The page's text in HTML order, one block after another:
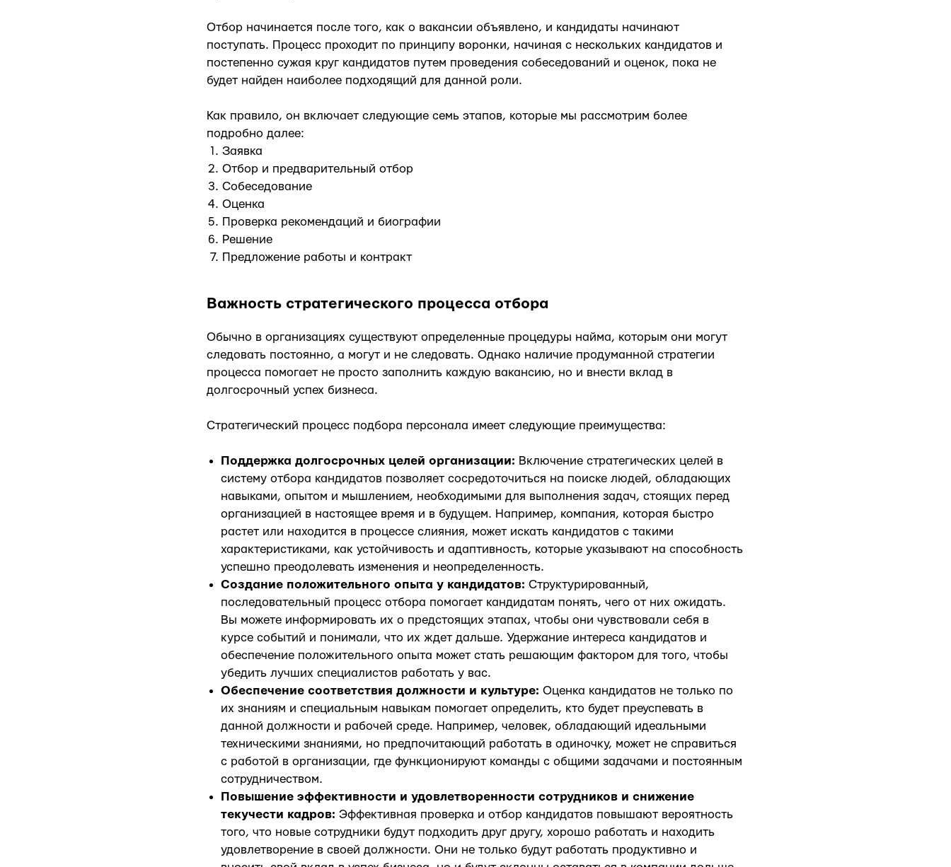
Отбор начинается после того, как о вакансии объявлено, и кандидаты начинают
поступать. Процесс проходит по принципу воронки, начиная с нескольких кандидатов и
постепенно сужая круг кандидатов путем проведения собеседований и оценок, пока не
будет найден наиболее подходящий для данной роли.
Как правило, он включает следующие семь этапов, которые мы рассмотрим более
подробно далее:
Заявка
Отбор и предварительный отбор
Собеседование
Оценка
Проверка рекомендаций и биографии
Решение
Предложение работы и контракт
Важность стратегического процесса отбора
Обычно в организациях существуют определенные процедуры найма, которым они могут
следовать постоянно, а могут и не следовать. Однако наличие продуманной стратегии
процесса помогает не просто заполнить каждую вакансию, но и внести вклад в
долгосрочный успех бизнеса.
Стратегический процесс подбора персонала имеет следующие преимущества:
Поддержка долгосрочных целей организации: Включение стратегических целей в
систему отбора кандидатов позволяет сосредоточиться на поиске людей, обладающих
навыками, опытом и мышлением, необходимыми для выполнения задач, стоящих перед
организацией в настоящее время и в будущем. Например, компания, которая быстро
растет или находится в процессе слияния, может искать кандидатов с такими
характеристиками, как устойчивость и адаптивность, которые указывают на способность
успешно преодолевать изменения и неопределенность.
Создание положительного опыта у кандидатов: Структурированный,
последовательный процесс отбора помогает кандидатам понять, чего от них ожидать.
Вы можете информировать их о предстоящих этапах, чтобы они чувствовали себя в
курсе событий и понимали, что их ждет дальше. Удержание интереса кандидатов и
обеспечение положительного опыта может стать решающим фактором для того, чтобы
убедить лучших специалистов работать у вас.
Обеспечение соответствия должности и культуре: Оценка кандидатов не только по
их знаниям и специальным навыкам помогает определить, кто будет преуспевать в
данной должности и рабочей среде. Например, человек, обладающий идеальными
техническими знаниями, но предпочитающий работать в одиночку, может не справиться
с работой в организации, где функционируют команды с общими задачами и постоянным
сотрудничеством.
Повышение эффективности и удовлетворенности сотрудников и снижение
текучести кадров: Эффективная проверка и отбор кандидатов повышают вероятность
того, что новые сотрудники будут подходить друг другу, хорошо работать и находить
удовлетворение в своей должности. Они не только будут работать продуктивно и